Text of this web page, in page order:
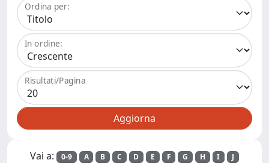
Ordina per:
In ordine:
Risultati/Pagina
Vai a: 0-9 A B C D E F G H I
J